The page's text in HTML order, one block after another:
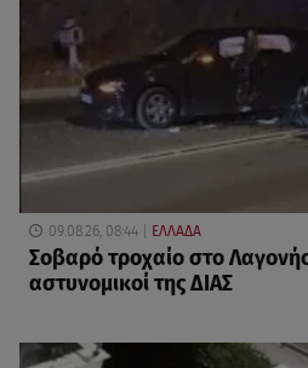
09.08.26, 08:44 ΕΛΛΑΔΑ
Σοβαρό τροχαίο στο
αστυνομικοί της ΔΙΑΣ